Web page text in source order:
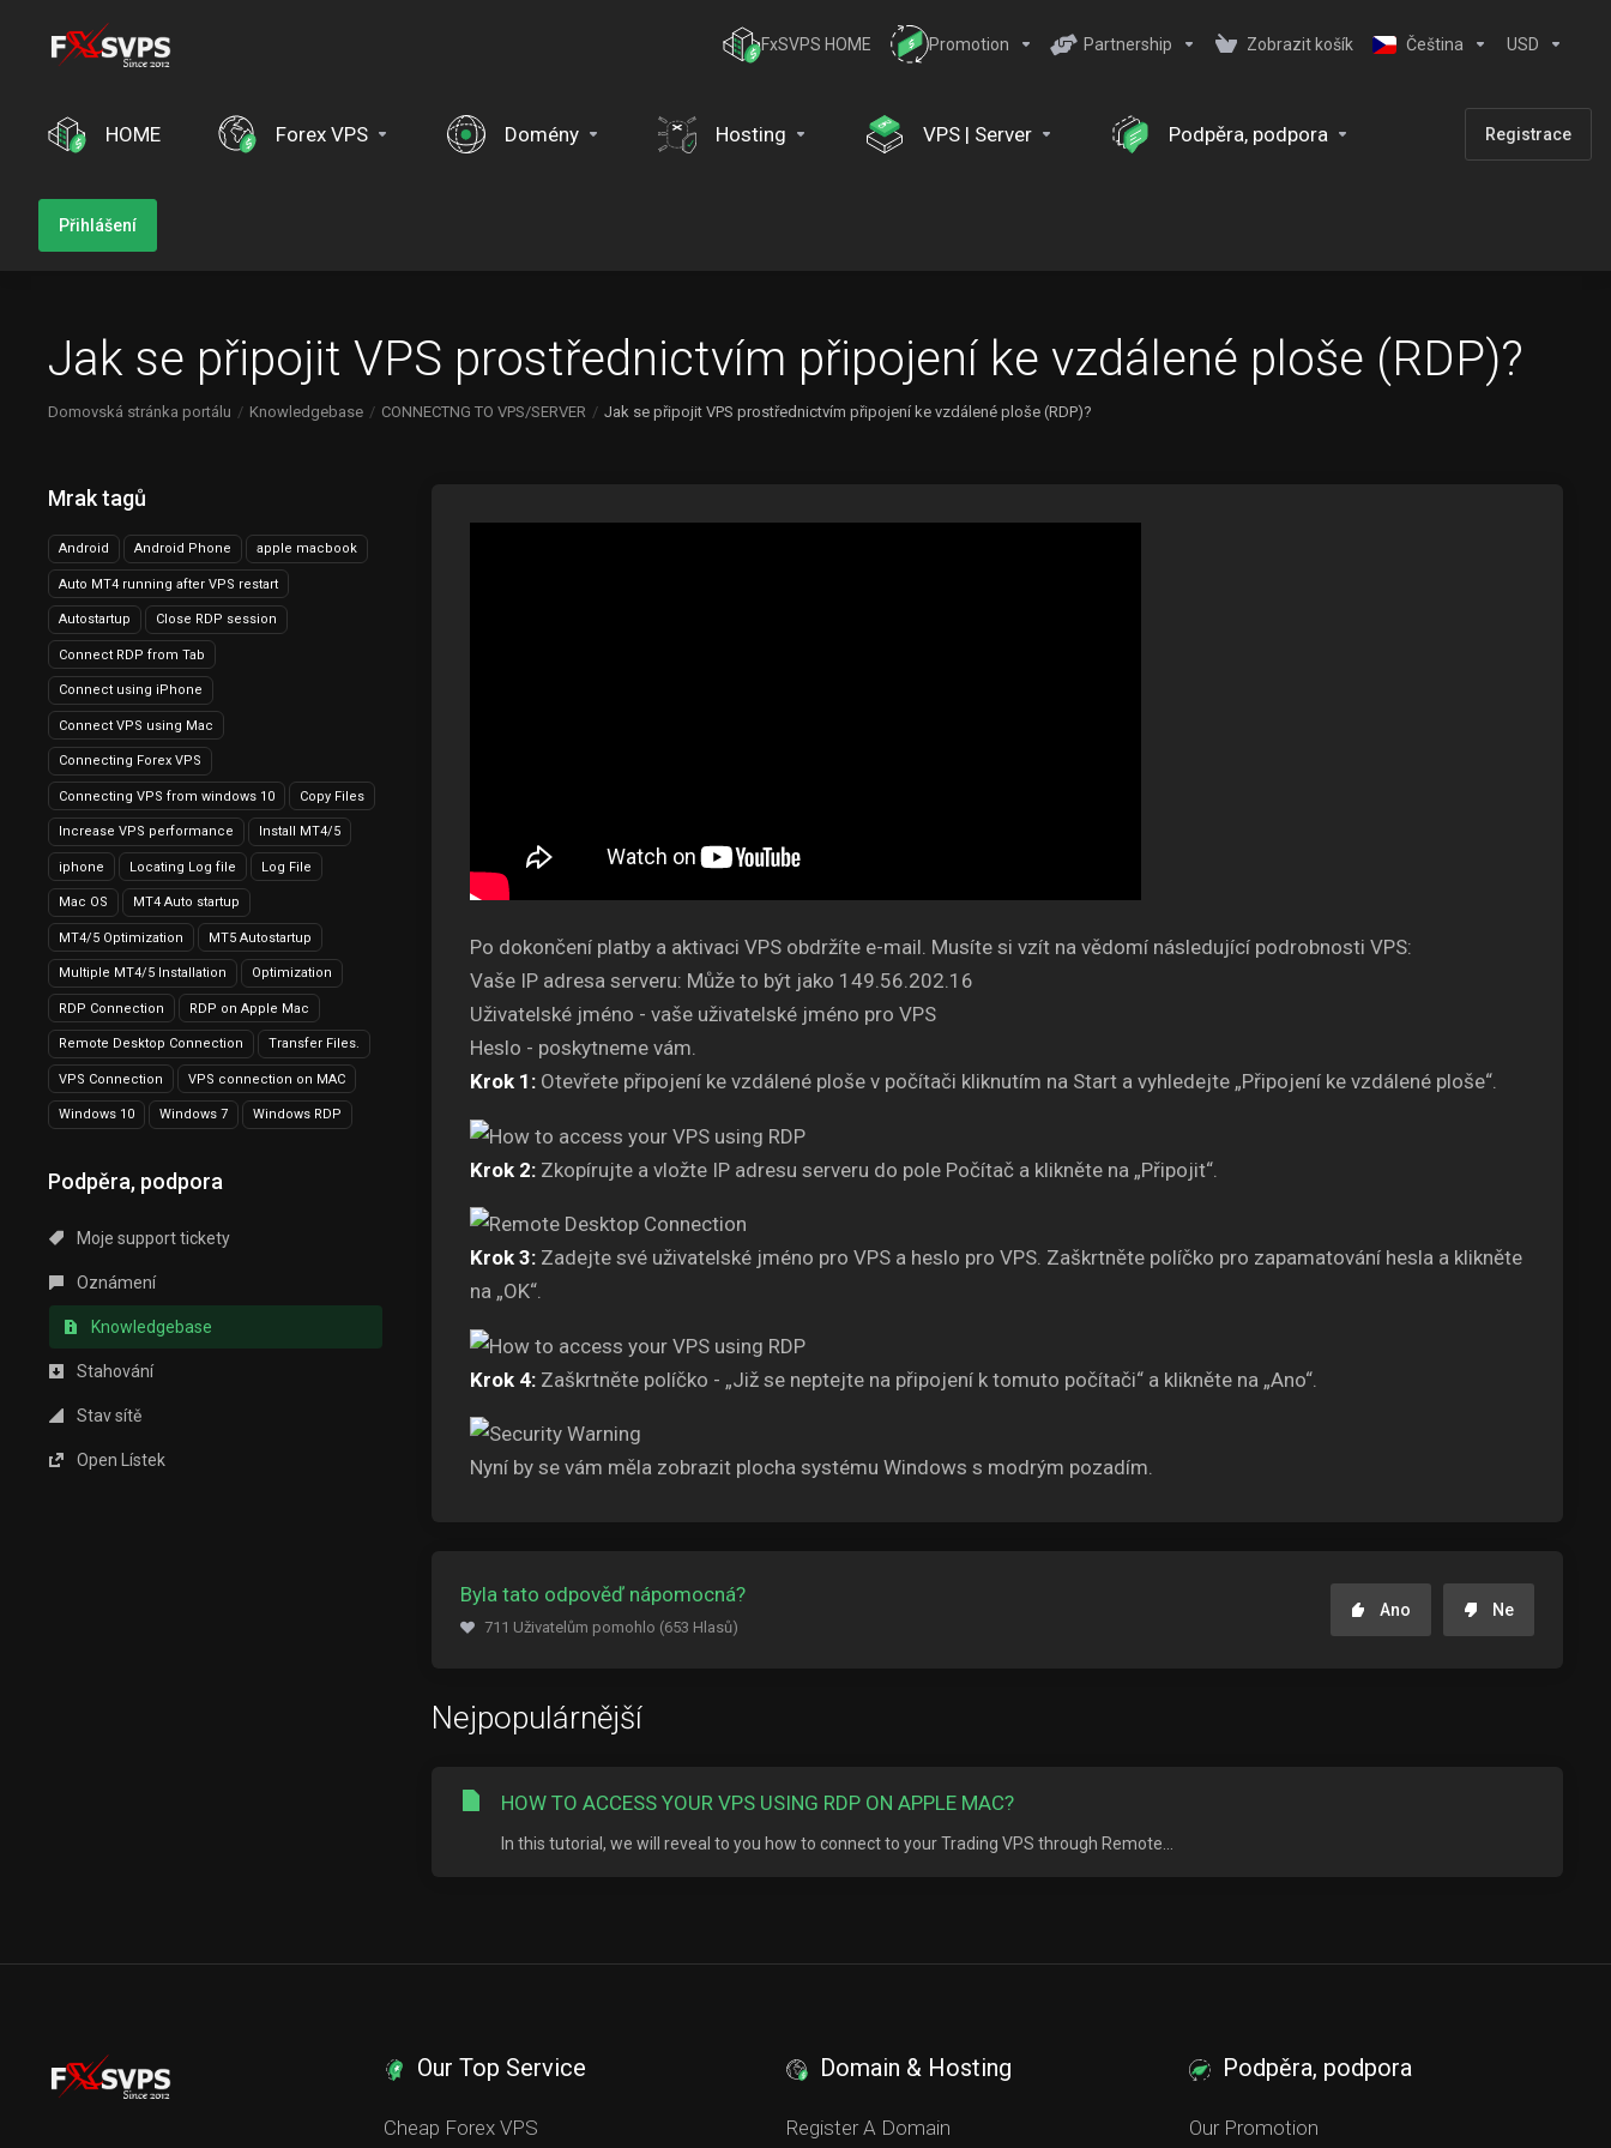
FxSVPS HOME Promotion Partnership Zobrazit košík Čeština USD
HOME Forex VPS Domény Hosting VPS | Server Podpěra, podpora Registrace
Přihlášení
Jak se připojit VPS prostřednictvím připojení ke vzdálené ploše (RDP)?
Domovská stránka portálu Knowledgebase CONNECTNG TO VPS/SERVER Jak se připojit VPS prostřednictvím připojení ke vzdálené ploše (RDP)?
Mrak tagů
Android Android Phone apple macbook
Auto MT4 running after VPS restart
Autostartup Close RDP session
Connect RDP from Tab
Connect using iPhone
Connect VPS using Mac
Connecting Forex VPS
Connecting VPS from windows 10 Copy Files
Increase VPS performance Install MT4/5
iphone Locating Log file Log File
Mac OS MT4 Auto startup
MT4/5 Optimization MT5 Autostartup
Multiple MT4/5 Installation Optimization
RDP Connection RDP on Apple Mac
Remote Desktop Connection Transfer Files.
VPS Connection VPS connection on MAC
Windows 10 Windows 7 Windows RDP
Podpěra, podpora
Moje support tickety
Oznámení
Knowledgebase
Stahování
Stav sítě
Open Lístek
Po dokončení platby a aktivaci VPS obdržíte e-mail. Musíte si vzít na vědomí následující podrobnosti VPS:
Vaše IP adresa serveru: Může to být jako 149.56.202.16
Uživatelské jméno - vaše uživatelské jméno pro VPS
Heslo - poskytneme vám.
Krok 1: Otevřete připojení ke vzdálené ploše v počítači kliknutím na Start a vyhledejte „Připojení ke vzdálené ploše“.
Krok 2: Zkopírujte a vložte IP adresu serveru do pole Počítač a klikněte na „Připojit“.
Krok 3: Zadejte své uživatelské jméno pro VPS a heslo pro VPS. Zaškrtněte políčko pro zapamatování hesla a klikněte
na „OK“.
Krok 4: Zaškrtněte políčko - „Již se neptejte na připojení k tomuto počítači“ a klikněte na „Ano“.
Nyní by se vám měla zobrazit plocha systému Windows s modrým pozadím.
Byla tato odpověď nápomocná?
711 Uživatelům pomohlo (653 Hlasů)
Ano Ne
Nejpopulárnější
HOW TO ACCESS YOUR VPS USING RDP ON APPLE MAC?
In this tutorial, we will reveal to you how to connect to your Trading VPS through Remote...
Our Top Service
Cheap Forex VPS
Domain & Hosting
Register A Domain
Podpěra, podpora
Our Promotion